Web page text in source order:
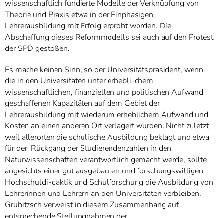
wissenschaftlich fundierte Modelle der Verknüpfung von
Theorie und Praxis etwa in der Einphasigen
Lehrerausbildung mit Erfolg erprobt worden. Die
Abschaffung dieses Reformmodells sei auch auf den Protest
der SPD gestoßen.
Es mache keinen Sinn, so der Universitätspräsident, wenn
die in den Universitäten unter erhebli-chem
wissenschaftlichen, finanziellen und politischen Aufwand
geschaffenen Kapazitäten auf dem Gebiet der
Lehrerausbildung mit wiederum erheblichem Aufwand und
Kosten an einen anderen Ort verlagert würden. Nicht zuletzt
weil allerorten die schulische Ausbildung beklagt und etwa
für den Rückgang der Studierendenzahlen in den
Naturwissenschaften verantwortlich gemacht werde, sollte
angesichts einer gut ausgebauten und forschungswilligen
Hochschuldi-daktik und Schulforschung die Ausbildung von
Lehrerinnen und Lehrern an den Universitäten verbleiben.
Grubitzsch verweist in diesem Zusammenhang auf